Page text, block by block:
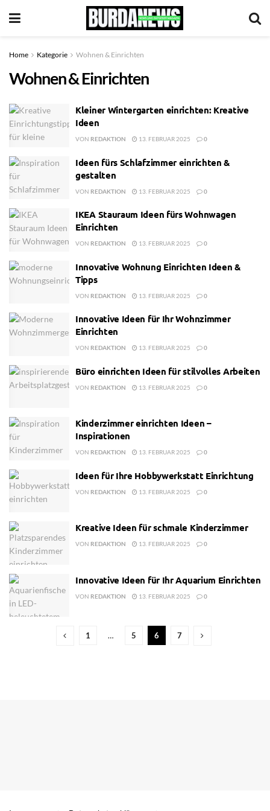
Home Kategorie Wohnen & Einrichten
Wohnen & Einrichten
Kleiner Wintergarten einrichten: Kreative
Ideen
VON REDAKTION 13. FEBRUAR 2025 0
Ideen fürs Schlafzimmer einrichten &
gestalten
VON REDAKTION 13. FEBRUAR 2025 0
IKEA Stauraum Ideen fürs Wohnwagen
Einrichten
VON REDAKTION 13. FEBRUAR 2025 0
Innovative Wohnung Einrichten Ideen &
Tipps
VON REDAKTION 13. FEBRUAR 2025 0
Innovative Ideen für Ihr Wohnzimmer
Einrichten
VON REDAKTION 13. FEBRUAR 2025 0
Büro einrichten Ideen für stilvolles Arbeiten
VON REDAKTION 13. FEBRUAR 2025 0
Kinderzimmer einrichten Ideen –
Inspirationen
VON REDAKTION 13. FEBRUAR 2025 0
Ideen für Ihre Hobbywerkstatt Einrichtung
VON REDAKTION 13. FEBRUAR 2025 0
Kreative Ideen für schmale Kinderzimmer
VON REDAKTION 13. FEBRUAR 2025 0
Innovative Ideen für Ihr Aquarium Einrichten
VON REDAKTION 13. FEBRUAR 2025 0
1 … 5 6 7